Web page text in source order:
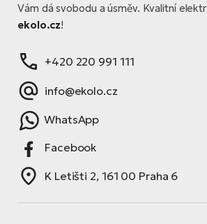
Vám dá svobodu a úsměv. Kvalitní
ekolo.cz!
+420 220 991 111
info@ekolo.cz
WhatsApp
Facebook
K Letišti 2, 161 00 Praha 6